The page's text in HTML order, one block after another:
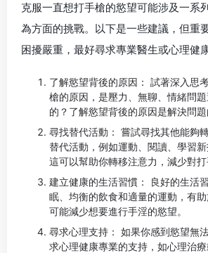
克服一直想打手槍的慾望可能涉及一系
為方面的挑戰。以下是一些建議，但重
困擾嚴重，最好尋求專業醫生或心理健
了解慾望背後的原因： 試著深入思
槍的原因，是壓力、無聊、情緒問
的？了解慾望背後的原因是解決問題
尋找替代活動： 嘗試尋找其他能夠
替代活動，例如運動、閱讀、學習新
這可以幫助你轉移注意力，減少對打
建立健康的生活習慣： 良好的生活
眠、均衡的飲食和適量的運動，有助
可能減少想要進行手淫的慾望。
尋求心理支持： 如果你感到慾望無
求心理健康專業的支持，如心理治